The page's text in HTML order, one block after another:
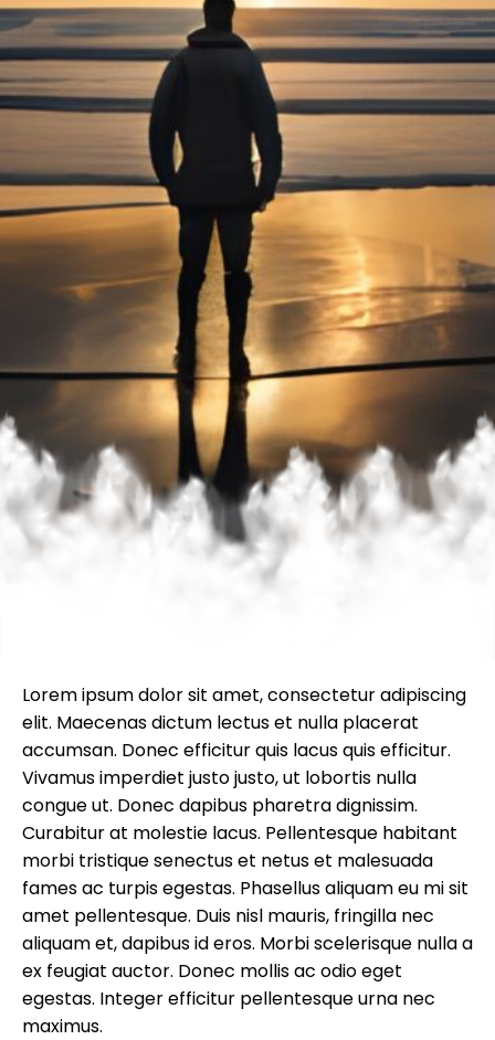
Lorem ipsum dolor sit amet, consectetur adipiscing
elit. Maecenas dictum lectus et nulla placerat
accumsan. Donec efficitur quis lacus quis efficitur.
Vivamus imperdiet justo justo, ut lobortis nulla
congue ut. Donec dapibus pharetra dignissim.
Curabitur at molestie lacus. Pellentesque habitant
morbi tristique senectus et netus et malesuada
fames ac turpis egestas. Phasellus aliquam eu mi sit
amet pellentesque. Duis nisl mauris, fringilla nec
aliquam et, dapibus id eros. Morbi scelerisque nulla a
ex feugiat auctor. Donec mollis ac odio eget
egestas. Integer efficitur pellentesque urna nec
maximus.